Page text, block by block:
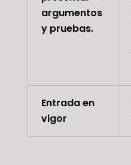
argumentos
y pruebas.
Entrada en
vigor